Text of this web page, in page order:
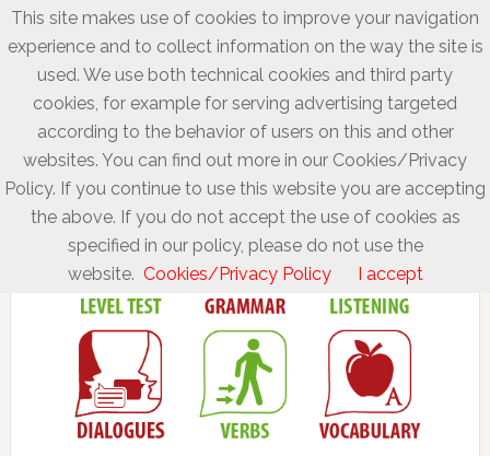
This site makes use of cookies to improve your navigation
experience and to collect information on the way the site is
used. We use both technical cookies and third party
cookies, for example for serving advertising targeted
according to the behavior of users on this and other
websites. You can find out more in our Cookies/Privacy
Policy. If you continue to use this website you are accepting
the above. If you do not accept the use of cookies as
specified in our policy, please do not use the
website. Cookies/Privacy Policy I accept